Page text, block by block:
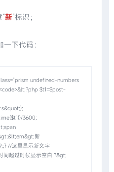
新”标识；
下代码：
undefined-numbers
$t1=$post-
新
//这里显示新文字